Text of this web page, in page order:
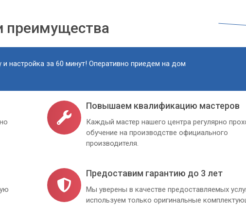
преимущества
настройка за 60 минут! Оперативно приедем на дом
Повышаем квалификацию мастеров
Каждый мастер нашего центра регулярно
обучение на производстве официального
производителя.
Предоставим гарантию до 3 лет
Мы уверены в качестве предоставляемых
используем только оригинальные